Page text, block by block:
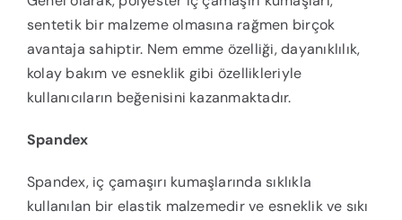
sentetik bir malzeme olmasına rağmen birçok
avantaja sahiptir. Nem emme özelliği, dayanıklılık,
kolay bakım ve esneklik gibi özellikleriyle
kullanıcıların beğenisini kazanmaktadır.
Spandex
Spandex, iç çamaşırı kumaşlarında sıklıkla
kullanılan bir elastik malzemedir ve esneklik ve sıkı